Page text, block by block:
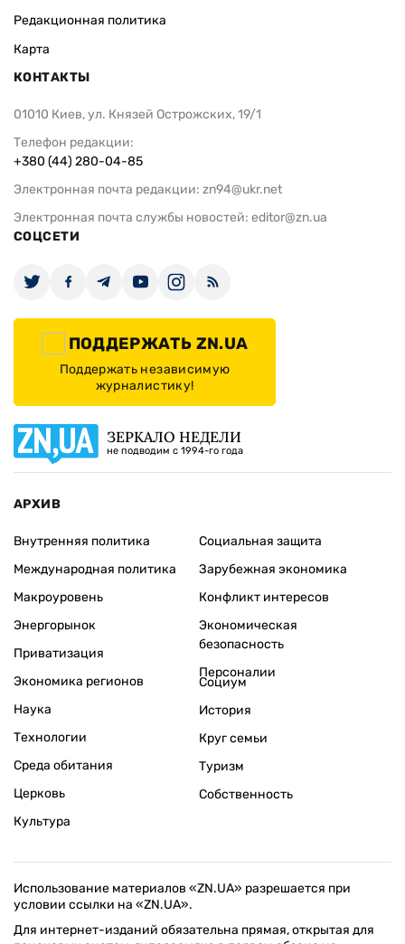
Редакционная политика
Карта
КОНТАКТЫ
01010 Киев, ул. Князей Острожских, 19/1
Телефон редакции:
+380 (44) 280-04-85
Электронная почта редакции: zn94@ukr.net
Электронная почта службы новостей: editor@zn.ua
СОЦСЕТИ
ПОДДЕРЖАТЬ ZN.UA
Поддержать независимую
журналистику!
ЗЕРКАЛО НЕДЕЛИ
не подводим с 1994-го года
АРХИВ
Внутренняя политика
Международная политика
Макроуровень
Энергорынок
Приватизация
Экономика регионов
Социальная защита
Зарубежная экономика
Конфликт интересов
Экономическая
безопасность
Персоналии
Наука
Технологии
Среда обитания
Церковь
Культура
Социум
История
Круг семьи
Туризм
Собственность
Использование материалов «ZN.UA» разрешается при
условии ссылки на «ZN.UA».
Для интернет-изданий обязательна прямая, открытая для